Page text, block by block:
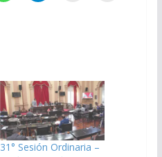
31° Sesión Ordinaria –